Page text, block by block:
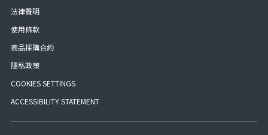
法律聲明
使用條款
商品採購合約
隱私政策
COOKIES SETTINGS
ACCESSIBILITY STATEMENT